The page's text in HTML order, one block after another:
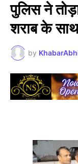
पुलिस ने
शराब के
by